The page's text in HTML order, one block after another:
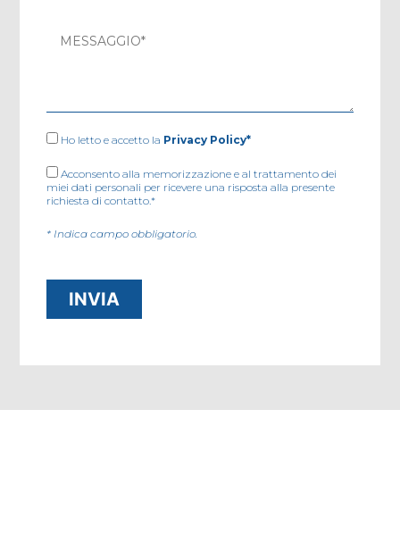
Ho letto e accetto la Privacy Policy*
Acconsento alla memorizzazione e al trattamento dei
miei dati personali per ricevere una risposta alla presente
richiesta di contatto.*
* Indica campo obbligatorio.